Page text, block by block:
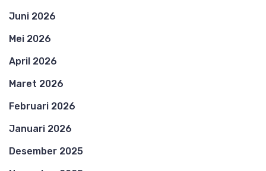
Juni 2026
Mei 2026
April 2026
Maret 2026
Februari 2026
Januari 2026
Desember 2025